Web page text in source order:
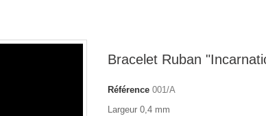
Bracelet Ruban
Référence 001/A
Largeur 0,4 mm